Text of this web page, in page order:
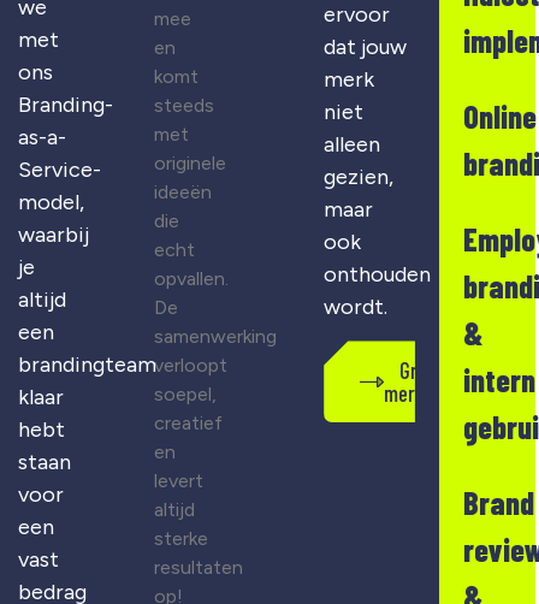
we
met
ons
Branding-
as-a-
Service-
model,
waarbij
je
altijd
een
brandingteam
klaar
hebt
staan
voor
een
vast
bedrag
mee
en
komt
steeds
met
originele
ideeën
die
echt
opvallen.
De
samenwerking
verloopt
soepel,
creatief
en
levert
altijd
sterke
resultaten
op!
ervoor
dat jouw
merk
niet
alleen
gezien,
maar
ook
onthouden
wordt.
Gratis
merkscan
Online
&
intern
Brand
&